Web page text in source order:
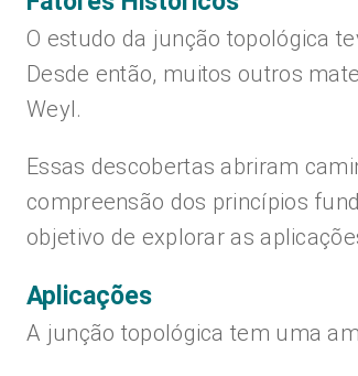
O estudo da junção topológica
Desde então, muitos outros
Weyl.
Essas descobertas abriram
compreensão dos princípios
objetivo de explorar as
Aplicações
A junção topológica tem uma